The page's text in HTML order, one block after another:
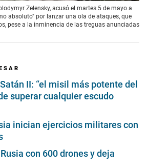
Zelensky, acusó el martes 5 de mayo a
absoluto" por lanzar una ola de ataques, que
pese a la inminencia de las treguas anunciadas
II: “el misil más potente del
superar cualquier escudo
inician ejercicios militares con
con 600 drones y deja